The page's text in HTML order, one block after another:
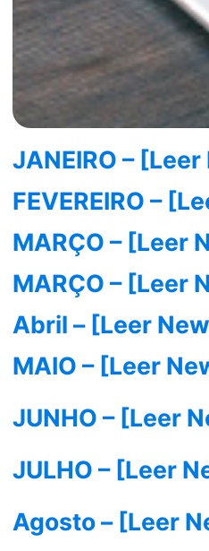
JANEIRO –
FEVEREIRO –
MARÇO – [Leer
MARÇO – [Leer
Abril – [Leer
MAIO – [Leer
JUNHO – [Leer
JULHO – [Leer
Agosto – [Leer